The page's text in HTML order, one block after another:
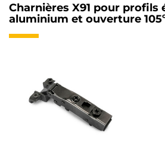
Charnières X91 pour profils
aluminium et ouverture